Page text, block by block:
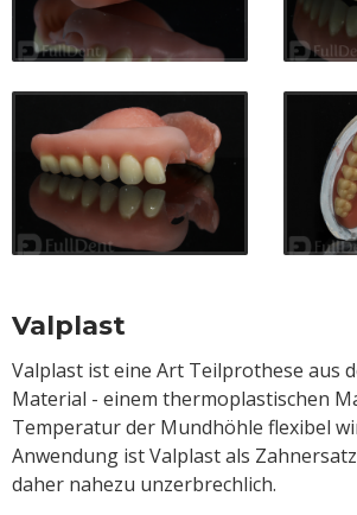
Valplast
Valplast ist eine Art Teilprothese aus
Material - einem thermoplastischen
Temperatur der Mundhöhle flexibel
Anwendung ist Valplast als
daher nahezu unzerbrechlich.